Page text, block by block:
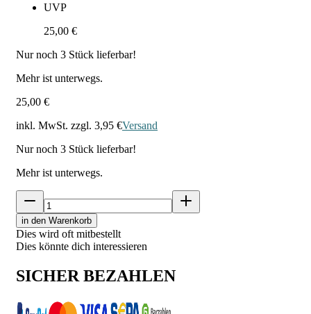
UVP
25,00 €
Nur noch 3 Stück lieferbar!
Mehr ist unterwegs.
25,00 €
inkl. MwSt. zzgl. 3,95 €Versand
Nur noch 3 Stück lieferbar!
Mehr ist unterwegs.
in den Warenkorb
Dies wird oft mitbestellt
Dies könnte dich interessieren
SICHER BEZAHLEN